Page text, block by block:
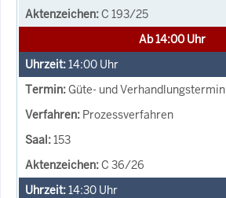
C 193/25
Ab 14:00 Uhr
14:00 Uhr
Güte- und Verhandlungstermin
Prozessverfahren
153
C 36/26
14:30 Uhr